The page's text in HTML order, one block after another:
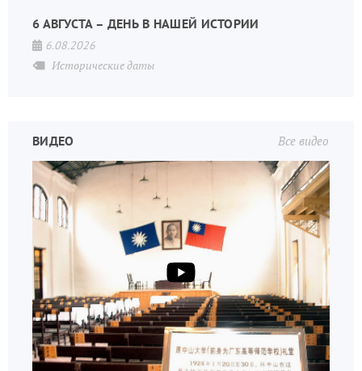
6 АВГУСТА – ДЕНЬ В НАШЕЙ ИСТОРИИ
6.08.2026
Исторические даты
Все видео
ВИДЕО